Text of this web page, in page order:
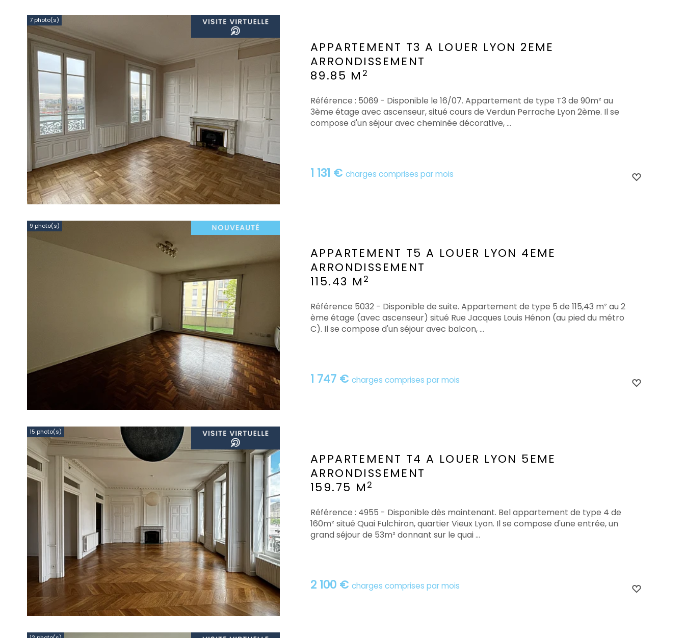
7 photo(s)
APPARTEMENT T3 A LOUER LYON 2EME
ARRONDISSEMENT
89.85 M 2
1 131 € charges comprises par mois
Référence : 5069 - Disponible le 16/07. Appartement de type T3 de 90m² au
3ème étage avec ascenseur, situé cours de Verdun Perrache Lyon 2ème. Il se
compose d'un séjour avec cheminée décorative, ...
9 photo(s)
APPARTEMENT T5 A LOUER LYON 4EME
ARRONDISSEMENT
115.43 M 2
1 747 € charges comprises par mois
Référence 5032 - Disponible de suite. Appartement de type 5 de 115,43 m² au 2
ème étage (avec ascenseur) situé Rue Jacques Louis Hénon (au pied du métro
C). Il se compose d'un séjour avec balcon, ...
15 photo(s)
APPARTEMENT T4 A LOUER LYON 5EME
ARRONDISSEMENT
159.75 M 2
2 100 € charges comprises par mois
Référence : 4955 - Disponible dès maintenant. Bel appartement de type 4 de
160m² situé Quai Fulchiron, quartier Vieux Lyon. Il se compose d'une entrée, un
grand séjour de 53m² donnant sur le quai ...